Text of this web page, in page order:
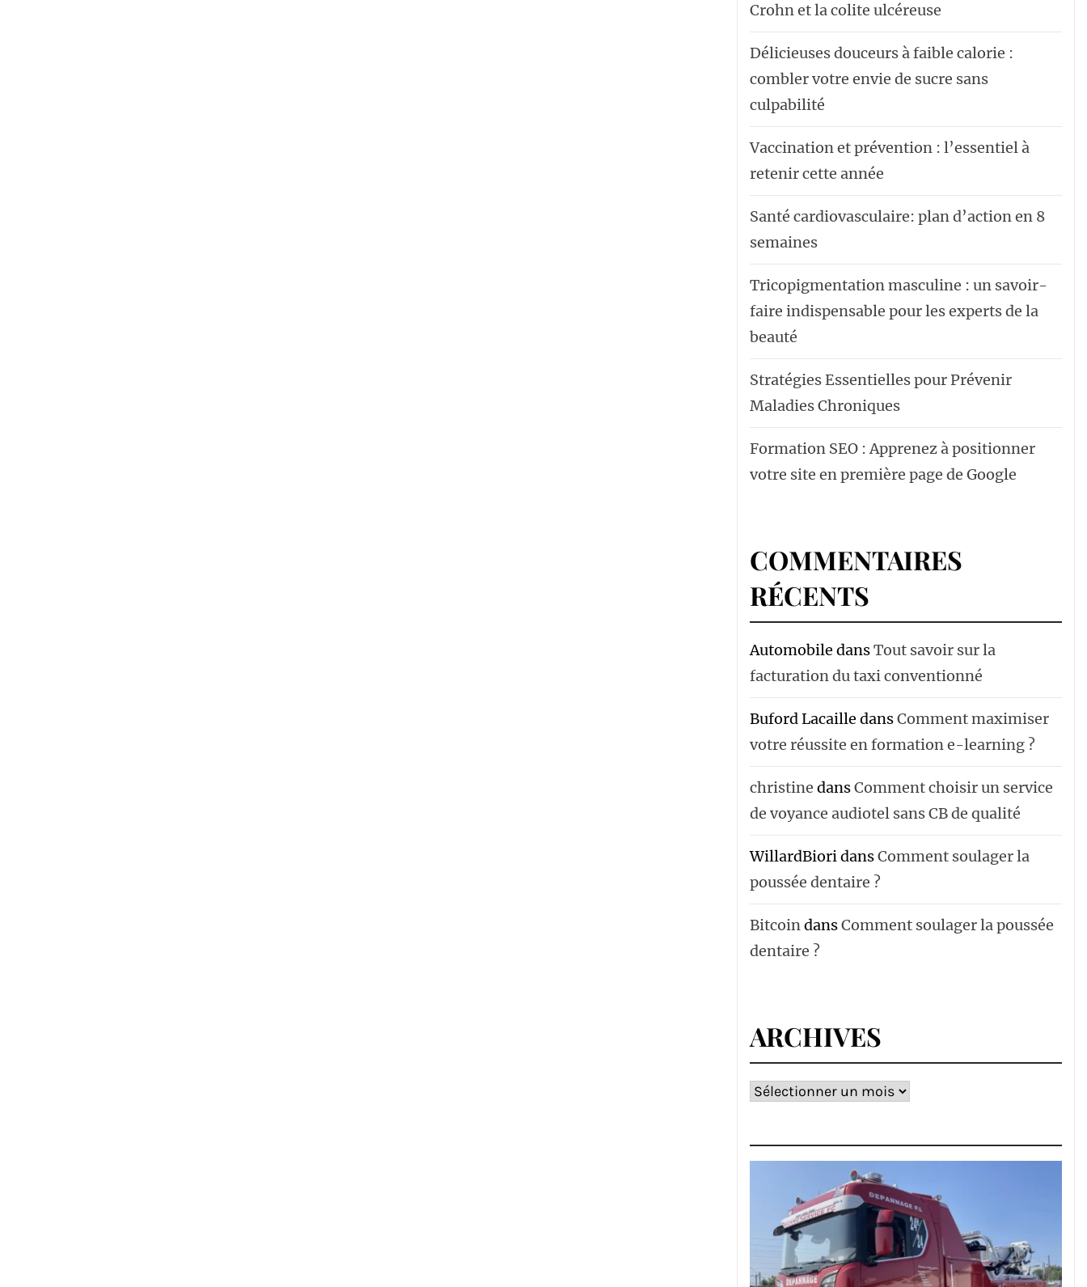
Crohn et la colite ulcéreuse
Délicieuses douceurs à faible calorie :
combler votre envie de sucre sans
culpabilité
Vaccination et prévention : l’essentiel à
retenir cette année
Santé cardiovasculaire: plan d’action en 8
semaines
Tricopigmentation masculine : un savoir-
faire indispensable pour les experts de la
beauté
Stratégies Essentielles pour Prévenir
Maladies Chroniques
Formation SEO : Apprenez à positionner
votre site en première page de Google
COMMENTAIRES
RÉCENTS
Automobile dansTout savoir sur la
facturation du taxi conventionné
Buford Lacaille dansComment maximiser
votre réussite en formation e-learning ?
christine dansComment choisir un service
de voyance audiotel sans CB de qualité
WillardBioridansComment soulager la
poussée dentaire ?
BitcoindansComment soulager la poussée
dentaire ?
ARCHIVES
Archives